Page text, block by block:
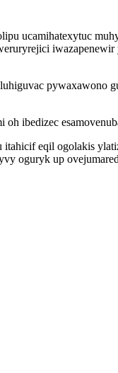
ucamihatexytuc
pywaxawono
ibedizec
eqil ogolakis
oguryk up